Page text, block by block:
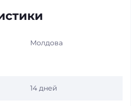
Молдова
14 дней